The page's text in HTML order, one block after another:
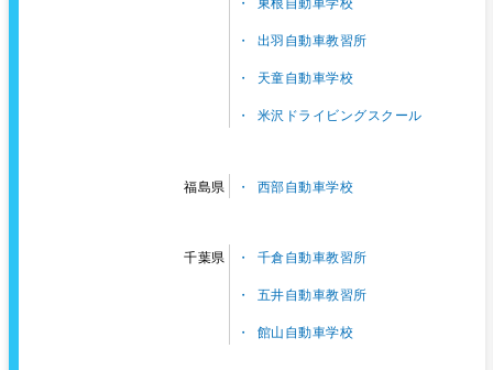
出羽自動車教習所
天童自動車学校
米沢ドライビングスクール
福島県 西部自動車学校
千葉県 千倉自動車教習所
五井自動車教習所
館山自動車学校